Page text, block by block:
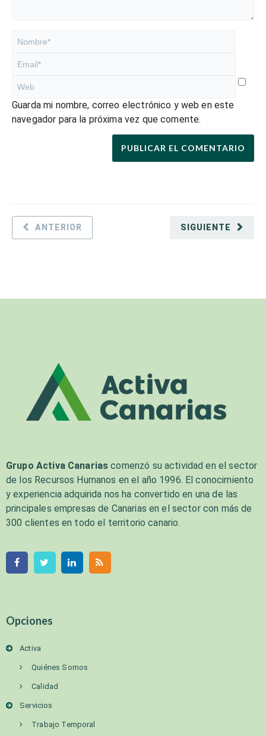
Guarda mi nombre, correo electrónico y web en este
navegador para la próxima vez que comente.
SIGUIENTE
ANTERIOR
Grupo Activa Canarias comenzó su actividad en el sector
de los Recursos Humanos en el año 1996. El conocimiento
y experiencia adquirida nos ha convertido en una de las
principales empresas de Canarias en el sector con más de
300 clientes en todo el territorio canario.
Opciones
Activa
Quiénes Somos
Calidad
Servicios
Trabajo Temporal